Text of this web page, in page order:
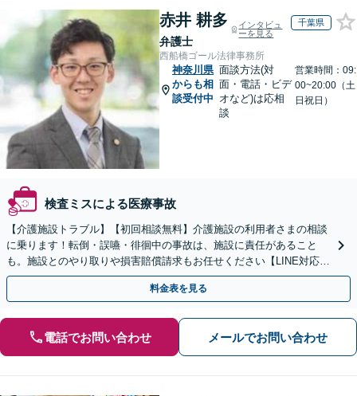
赤井 耕多
弁護士
インタビュ
ーを見る
千葉県
西船橋ゴール法律事務所
神奈川県
からも相
談受付中
面談方法(対
面・電話・ビデ
オなど)は応相
談
営業時間：09:
00~20:00（土
日祝日）
検査ミスによる医療事故
【介護施設トラブル】【初回相談無料】介護施設の利用者さまの相談
に乗ります！転倒・誤嚥・徘徊中の事故は、施設に責任があること
も。施設とのやり取りや損害賠償請求もお任せください【LINE対応
可】【夜間・休日面談可】【関東エリア対応】
料金表を見る
電話でお問い合わせ メールでお問い合わせ